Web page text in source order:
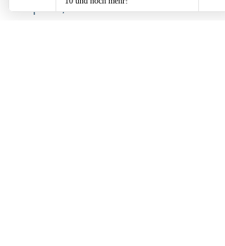
spielen, da verschluckbare